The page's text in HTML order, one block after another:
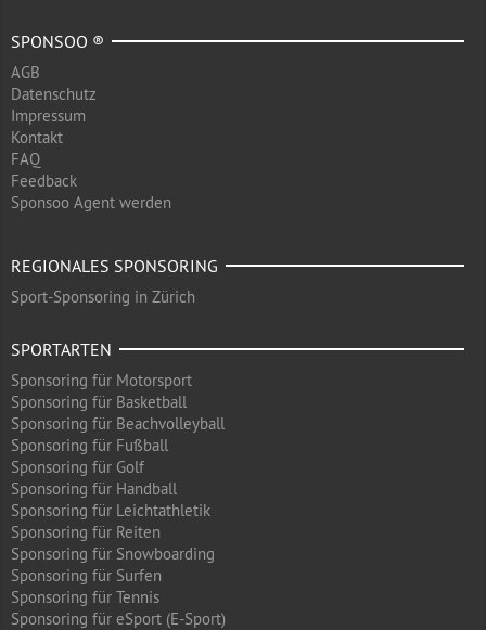
SPONSOO ®
AGB
Datenschutz
Impressum
Kontakt
FAQ
Feedback
Sponsoo Agent werden
REGIONALES SPONSORING
Sport-Sponsoring in Zürich
SPORTARTEN
Sponsoring für Motorsport
Sponsoring für Basketball
Sponsoring für Beachvolleyball
Sponsoring für Fußball
Sponsoring für Golf
Sponsoring für Handball
Sponsoring für Leichtathletik
Sponsoring für Reiten
Sponsoring für Snowboarding
Sponsoring für Surfen
Sponsoring für Tennis
Sponsoring für eSport (E-Sport)